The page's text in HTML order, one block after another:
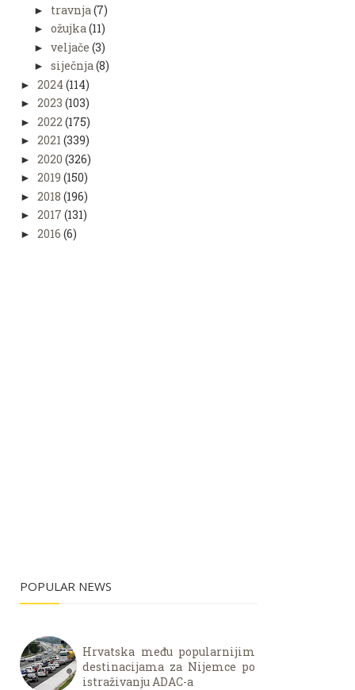
► travnja (7)
► ožujka(11)
► veljače (3)
► siječnja(8)
► 2024 (114)
► 2023 (103)
► 2022 (175)
► 2021 (339)
► 2020 (326)
► 2019 (150)
► 2018 (196)
► 2017 (131)
► 2016 (6)
POPULAR NEWS
Hrvatska među popularnijim
destinacijama za Nijemce po
istraživanju ADAC-a